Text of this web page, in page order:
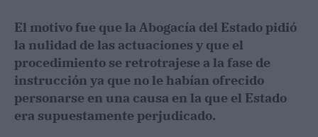
El motivo fue que la Abogacía del Estado pidió
la nulidad de las actuaciones y que el
procedimiento se retrotrajese a la fase de
instrucción ya que no le habían ofrecido
personarse en una causa en la que el Estado
era supuestamente perjudicado.